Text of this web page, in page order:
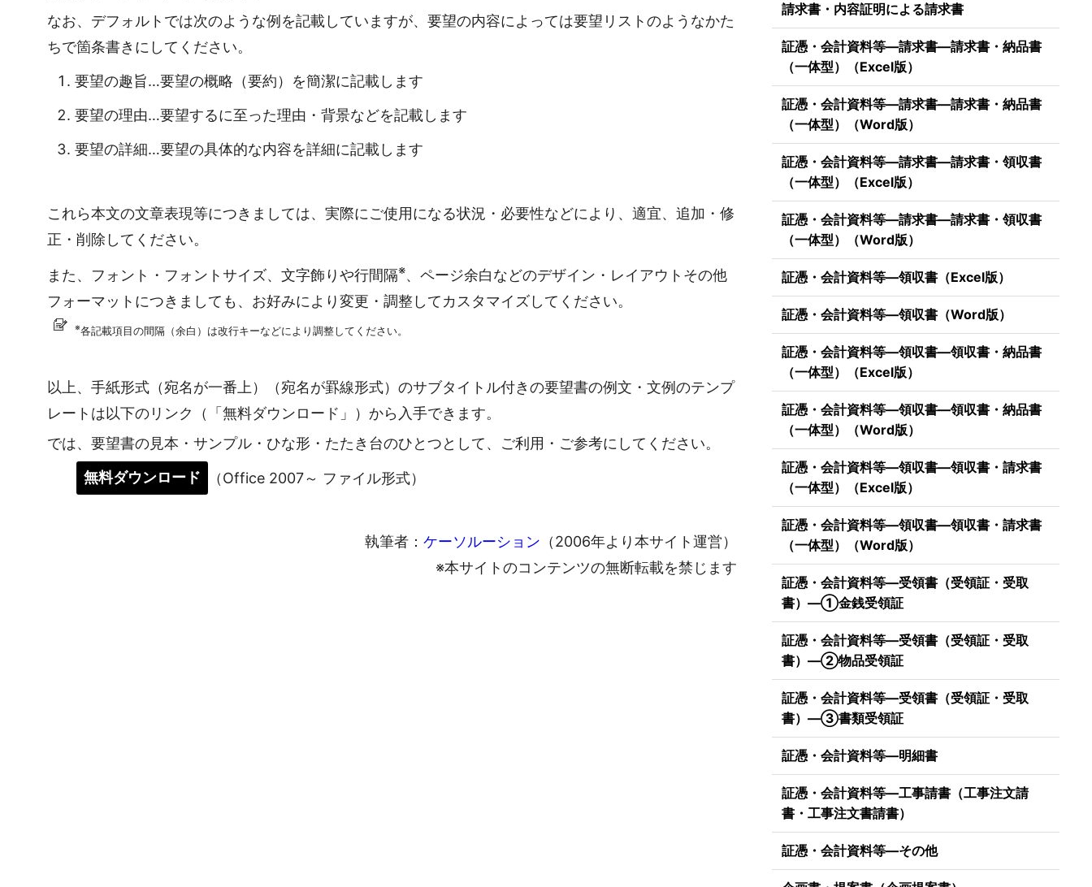
なお、デフォルトでは次のような例を記載していますが、要望の内容によっては要望リストのようなかた
ちで箇条書きにしてください。
要望の趣旨…要望の概略（要約）を簡潔に記載します
要望の理由…要望するに至った理由・背景などを記載します
要望の詳細…要望の具体的な内容を詳細に記載します
これら本文の文章表現等につきましては、実際にご使用になる状況・必要性などにより、適宜、追加・修
正・削除してください。
また、フォント・フォントサイズ、文字飾りや行間隔※、ページ余白などのデザイン・レイアウトその他
フォーマットにつきましても、お好みにより変更・調整してカスタマイズしてください。
※各記載項目の間隔（余白）は改行キーなどにより調整してください。
以上、手紙形式（宛名が一番上）（宛名が罫線形式）のサブタイトル付きの要望書の例文・文例のテンプ
レートは以下のリンク（「無料ダウンロード」）から入手できます。
では、要望書の見本・サンプル・ひな形・たたき台のひとつとして、ご利用・ご参考にしてください。
無料ダウンロード
（Office 2007～ ファイル形式）
執筆者： ケーソルーション （2006年より本サイト運営）
※本サイトのコンテンツの無断転載を禁じます
請求書・内容証明による請求書
証憑・会計資料等―請求書―請求書・納品書
（一体型）（Excel版）
証憑・会計資料等―請求書―請求書・納品書
（一体型）（Word版）
証憑・会計資料等―請求書―請求書・領収書
（一体型）（Excel版）
証憑・会計資料等―請求書―請求書・領収書
（一体型）（Word版）
証憑・会計資料等―領収書（Excel版）
証憑・会計資料等―領収書（Word版）
証憑・会計資料等―領収書―領収書・納品書
（一体型）（Excel版）
証憑・会計資料等―領収書―領収書・納品書
（一体型）（Word版）
証憑・会計資料等―領収書―領収書・請求書
（一体型）（Excel版）
証憑・会計資料等―領収書―領収書・請求書
（一体型）（Word版）
証憑・会計資料等―受領書（受領証・受取
書）―①金銭受領証
証憑・会計資料等―受領書（受領証・受取
書）―②物品受領証
証憑・会計資料等―受領書（受領証・受取
書）―③書類受領証
証憑・会計資料等―明細書
証憑・会計資料等―工事請書（工事注文請
書・工事注文書請書）
証憑・会計資料等―その他